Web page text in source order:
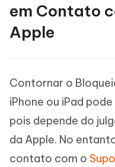
em Contato
Apple
Contornar o
iPhone ou iPad
pois depende do
da Apple. No
contato com o